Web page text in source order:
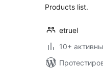
Products list.
etruel
10+